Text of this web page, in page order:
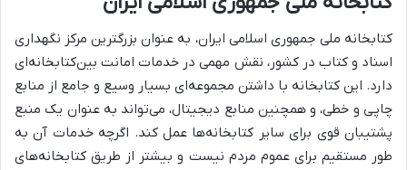
کتابخانه ملی جمهوری اسلامی ایران، به عنوان بزرگترین مرکز نگهداری
اسناد و کتاب در کشور، نقش مهمی در خدمات امانت بین‌کتابخانه‌ای
دارد. این کتابخانه با داشتن مجموعه‌ای بسیار وسیع و جامع از منابع
چاپی و خطی، و همچنین منابع دیجیتال، می‌تواند به عنوان یک منبع
پشتیبان قوی برای سایر کتابخانه‌ها عمل کند. اگرچه خدمات آن به
طور مستقیم برای عموم مردم نیست و بیشتر از طریق کتابخانه‌های